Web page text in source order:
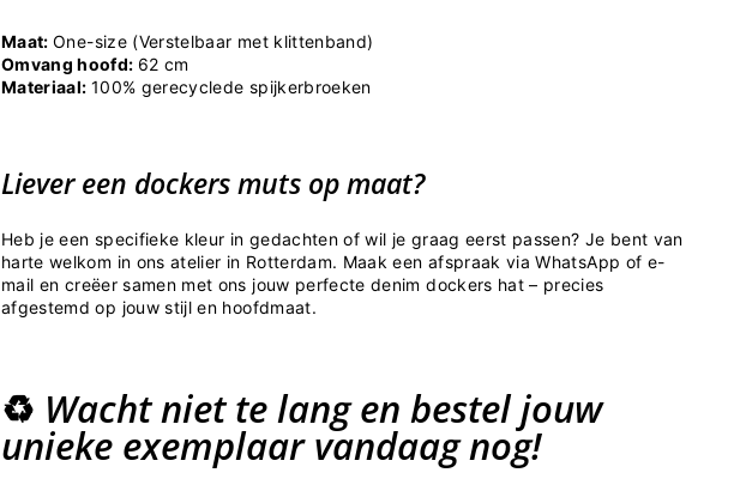
Maat:One-size (Verstelbaar met klittenband)
Omvang hoofd: 62 cm
Materiaal: 100% gerecyclede spijkerbroeken
Liever een dockers muts op maat?
Heb je een specifieke kleur in gedachten of wil je graag eerst passen? Je bent van
harte welkom in ons atelier in Rotterdam. Maak een afspraak via WhatsApp of e-
mail en creëer samen met ons jouw perfecte denim dockers hat – precies
afgestemd op jouw stijl en hoofdmaat.
♻️ Wacht niet te lang en bestel jouw
unieke exemplaar vandaag nog!